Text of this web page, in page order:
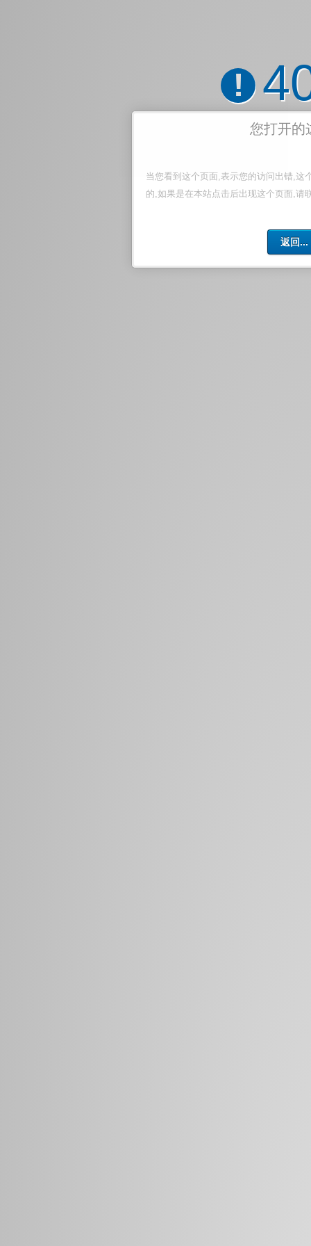
!
您打开的
当您看到这个页面,表示您的访问出错,这
的,如果是在本站点击后出现这个页面,请
返回...